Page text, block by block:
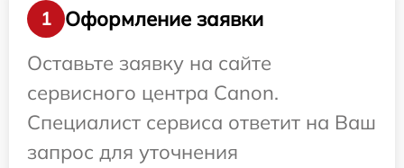
1
Оформление заявки
Оставьте заявку на сайте
сервисного центра Canon.
Специалист сервиса ответит на Ваш
запрос для уточнения